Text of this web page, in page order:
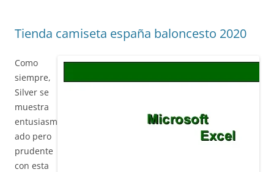
Tienda camiseta españa baloncesto 2020
Como
siempre,
Silver se
muestra
entusiasm
ado pero
prudente
con esta